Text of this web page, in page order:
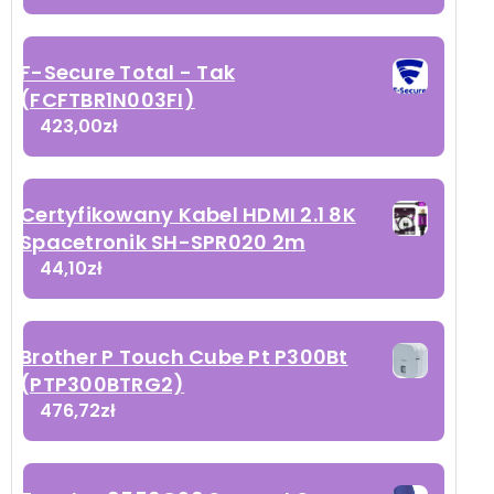
F-Secure Total - Tak
(FCFTBR1N003FI)
423,00zł
Certyfikowany Kabel HDMI 2.1 8K
Spacetronik SH-SPR020 2m
44,10zł
Brother P Touch Cube Pt P300Bt
(PTP300BTRG2)
476,72zł